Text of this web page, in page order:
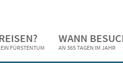
FÜRSTENTUM
WANN
AN 365 TAGEN IM JAHR